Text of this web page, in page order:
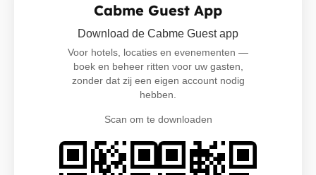
Cabme Guest App
Download de Cabme Guest app
Voor hotels, locaties en evenementen —
boek en beheer ritten voor uw gasten,
zonder dat zij een eigen account nodig
hebben.
Scan om te downloaden